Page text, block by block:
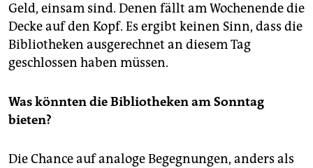
Geld, einsam sind. Denen fällt am Wochenende die
Decke auf den Kopf. Es ergibt keinen Sinn, dass die
Bibliotheken ausgerechnet an diesem Tag
geschlossen haben müssen.
Was könnten die Bibliotheken am Sonntag
bieten?
Die Chance auf analoge Begegnungen, anders als